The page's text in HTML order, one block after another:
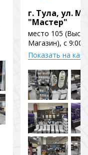
г. Тула, ул.
"Мастер"
место 105
Магазин), с 9:00
Показать на